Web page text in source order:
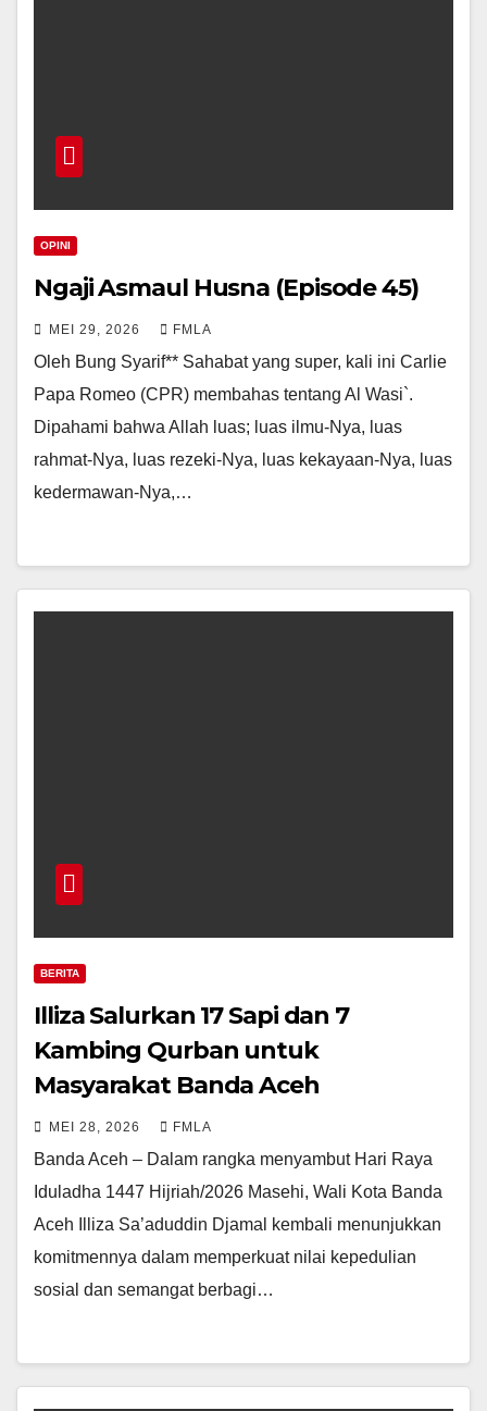
OPINI
Ngaji Asmaul Husna (Episode 45)
MEI 29, 2026 FMLA
Oleh Bung Syarif** Sahabat yang super, kali ini Carlie
Papa Romeo (CPR) membahas tentang Al Wasi`.
Dipahami bahwa Allah luas; luas ilmu-Nya, luas
rahmat-Nya, luas rezeki-Nya, luas kekayaan-Nya, luas
kedermawan-Nya,…
BERITA
Illiza Salurkan 17 Sapi dan 7
Kambing Qurban untuk
Masyarakat Banda Aceh
MEI 28, 2026 FMLA
Banda Aceh – Dalam rangka menyambut Hari Raya
Iduladha 1447 Hijriah/2026 Masehi, Wali Kota Banda
Aceh Illiza Sa’aduddin Djamal kembali menunjukkan
komitmennya dalam memperkuat nilai kepedulian
sosial dan semangat berbagi…